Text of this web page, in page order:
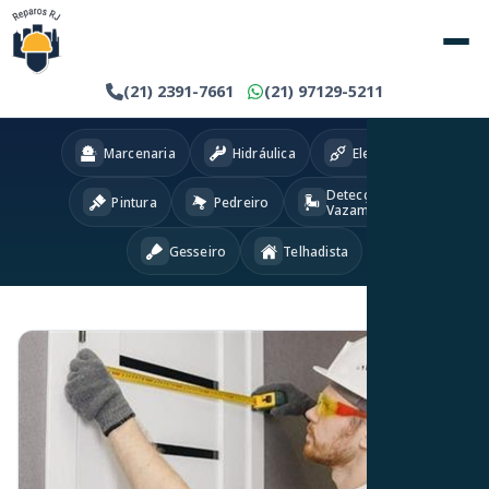
(21) 2391-7661 (21) 97129-5211
Marcenaria Hidráulica Eletricista
Pintura Pedreiro
Detecção
Vazamentos
Gesseiro Telhadista